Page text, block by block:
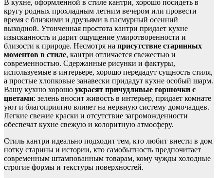
В кухне, оформленной в стиле кантри, хорошо посидеть в
кругу родных прохладным летним вечером или провести
время с близкими и друзьями в пасмурный осенний
выходной. Утонченная простота кантри придает кухне
изысканность и дарит ощущение умиротворенности и
близости к природе. Несмотря на присутствие старинных
моментов в стиле, кантри отличается свежестью и
современностью. Сдержанные рисунки и фактуры,
используемые в интерьере, хорошо передадут сущность стиля,
а простые хлопковые занавески придадут кухне особый шарм.
Вашу кухню хорошо украсят причудливые горшочки с
цветами: зелень вносит живость в интерьер, придает комнате
уют и благоприятно влияет на нервную систему домочадцев.
Легкие свежие краски и отсутствие загроможденности
обеспечат кухне свежую и колоритную атмосферу.
Стиль кантри идеально подходит тем, кто любит внести в дом
нотку старины и истории, кто самобытность предпочитает
современным штампованным товарам, кому чужды холодные
строгие формы и текстуры поверхностей.